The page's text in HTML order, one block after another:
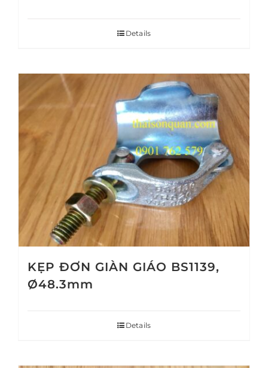
Details
KẸP ĐƠN GIÀN GIÁO BS1139,
Ø48.3mm
Details